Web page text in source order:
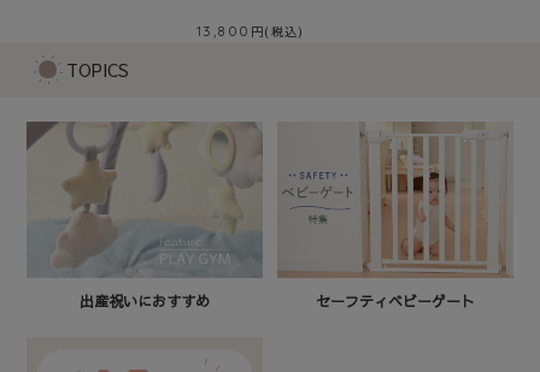
13,800
TOPICS
出産祝いにおすすめ セーフティベビーゲート